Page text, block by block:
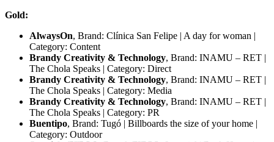
Gold:
AlwaysOn, Brand: Clínica San Felipe | A day for woman |
Category: Content
Brandy Creativity & Technology, Brand: INAMU – RET |
The Chola Speaks | Category: Direct
Brandy Creativity & Technology, Brand: INAMU – RET |
The Chola Speaks | Category: Media
Brandy Creativity & Technology, Brand: INAMU – RET |
The Chola Speaks | Category: PR
Buentipo, Brand: Tugó | Billboards the size of your home |
Category: Outdoor